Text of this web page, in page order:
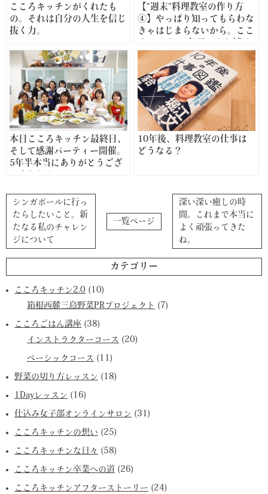
こころキッチンがくれたも
の。それは自分の人生を信じ
抜く力。
【”週末”料理教室の作り方
④】やっぱり知ってもらわな
きゃはじまらないから。ここ
てきたこと
本日こころキッチン最終日、
そして感謝パーティー開催。
5年半本当にありがとうござ
10年後、料理教室の仕事は
どうなる？
シンガポールに行っ
たらしたいこと。新
たなる私のチャレン
ジについて
一覧ページ
深い深い癒しの時
間。これまで本当に
よく頑張ってきた
ね。
カテゴリー
こころキッチン2.0 (10)
箱根西麓三島野菜PRプロジェクト (7)
こころごはん講座 (38)
インストラクターコース (20)
ベーシックコース (11)
野菜の切り方レッスン (18)
1Dayレッスン (16)
仕込み女子部オンラインサロン (31)
こころキッチンの想い (25)
こころキッチンな日々 (58)
こころキッチン卒業への道 (26)
こころキッチンアフターストーリー (24)